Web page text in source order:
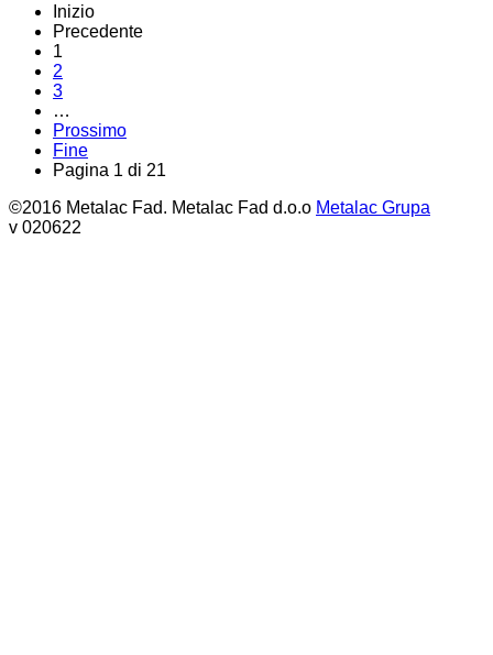
Inizio
Precedente
1
2
3
…
Prossimo
Fine
Pagina 1 di 21
©2016 Metalac Fad. Metalac Fad d.o.o Metalac Grupa
v 020622